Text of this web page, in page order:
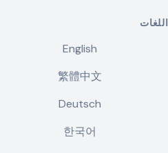
اللغات
English
繁體中文
Deutsch
한국어